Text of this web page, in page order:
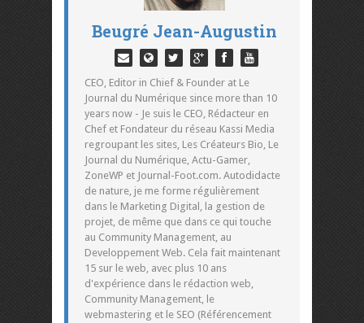
Beugré Jean-Augustin
CEO, Editor in Chief & Founder at Le
Journal du Numérique since more than 10
years now - Je suis le CEO, Rédacteur en
Chef et Fondateur du réseau Kassi Media
regroupant les sites, Les Créateurs Bio, Le
Journal du Numérique, Actu-Gamer,
ZoneWP et Journal-Foot.com. Autodidacte
de nature, je me forme régulièrement
dans le Marketing Digital, la gestion de
projet, de même que dans ce qui touche
au Community Management, au
Developpement Web. Cela fait maintenant
15 sur le web, avec plus 10 ans
d'expérience dans le rédaction web,
Community Management, le
webmastering et le SEO (Référencement